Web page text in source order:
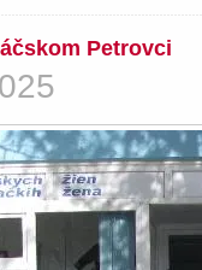
Petrovci